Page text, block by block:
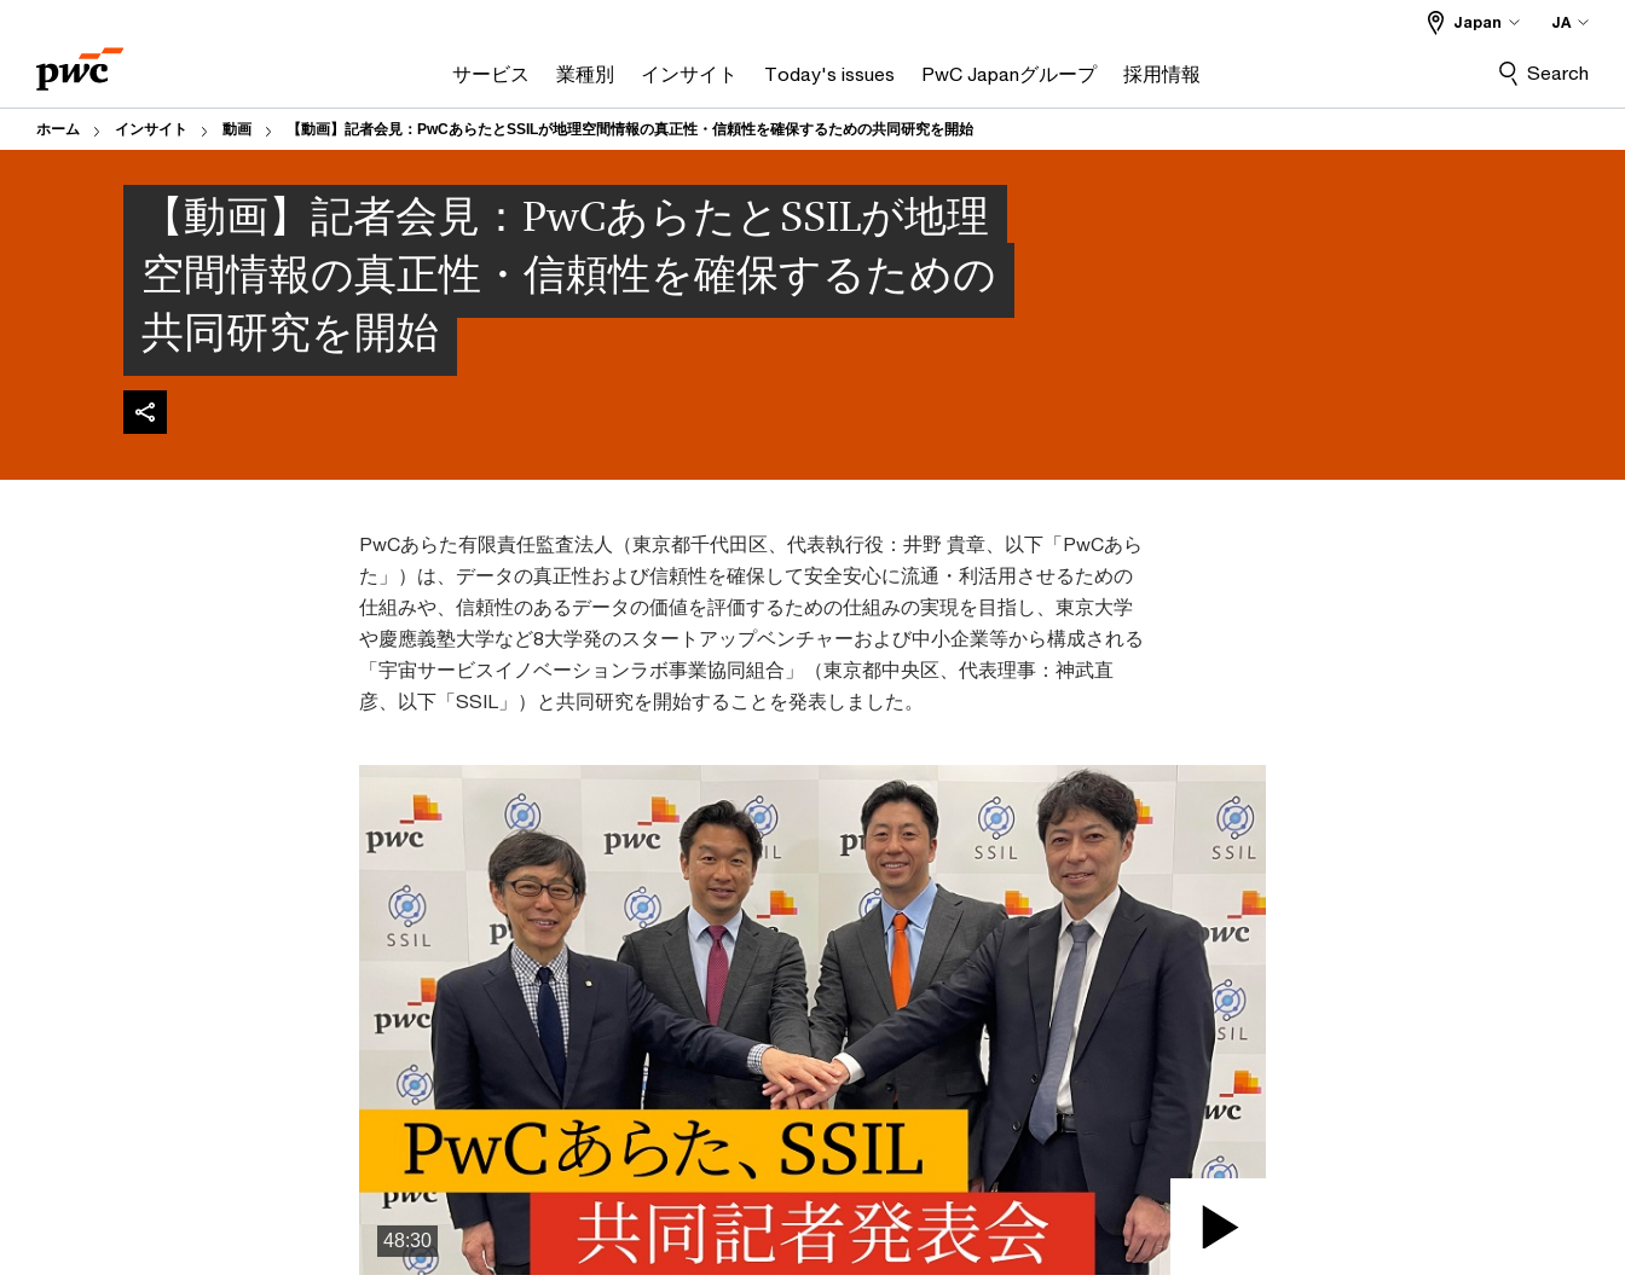
content
footer
サービス 業種別 インサイト Today's issues PwC Japanグループ 採用情報
Japan JA
Search
ホーム インサイト 動画 【動画】記者会見：PwCあらたとSSILが地理空間情報の真正性・信頼性を確保するための共同研究を開始
【動画】記者会見：PwCあらたとSSILが地理
空間情報の真正性・信頼性を確保するための
共同研究を開始
PwCあらた有限責任監査法人（東京都千代田区、代表執行役：井野 貴章、以下「PwCあら
た」）は、データの真正性および信頼性を確保して安全安心に流通・利活用させるための
仕組みや、信頼性のあるデータの価値を評価するための仕組みの実現を目指し、東京大学
や慶應義塾大学など8大学発のスタートアップベンチャーおよび中小企業等から構成される
「宇宙サービスイノベーションラボ事業協同組合」（東京都中央区、代表理事：神武直
彦、以下「SSIL」）と共同研究を開始することを発表しました。
48:30